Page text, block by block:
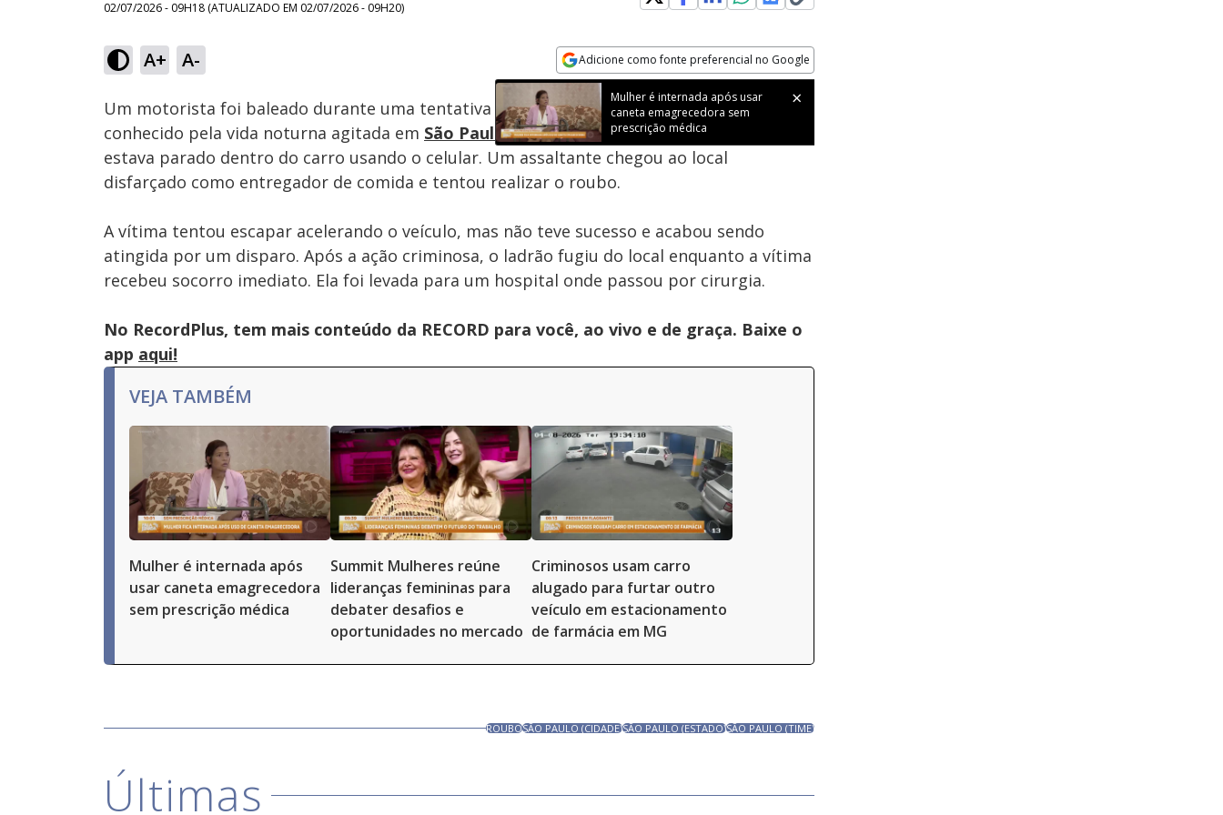
02/07/2026 - 09H18 (ATUALIZADO EM 02/07/2026 - 09H20)
A+ A- Adicione como fonte preferencial no Google
Opens in new window
Mulher é internada após usar
caneta emagrecedora sem
prescrição médica
Ativar
Som
Velocidade
Um motorista foi baleado durante uma tentativa de roubo no bairro da Vila Madalena,
conhecido pela vida noturna agitada em São Paulo. O crime ocorreu quando o condutor
estava parado dentro do carro usando o celular. Um assaltante chegou ao local
disfarçado como entregador de comida e tentou realizar o roubo.
A vítima tentou escapar acelerando o veículo, mas não teve sucesso e acabou sendo
atingida por um disparo. Após a ação criminosa, o ladrão fugiu do local enquanto a vítima
recebeu socorro imediato. Ela foi levada para um hospital onde passou por cirurgia.
No RecordPlus, tem mais conteúdo da RECORD para você, ao vivo e de graça. Baixe o
app aqui!
VEJA TAMBÉM
Mulher é internada após
usar caneta emagrecedora
sem prescrição médica
Summit Mulheres reúne
lideranças femininas para
debater desafios e
oportunidades no mercado
Criminosos usam carro
alugado para furtar outro
veículo em estacionamento
de farmácia em MG
ROUBOSÃO PAULO (CIDADE)SÃO PAULO (ESTADO)SÃO PAULO (TIME)
Últimas